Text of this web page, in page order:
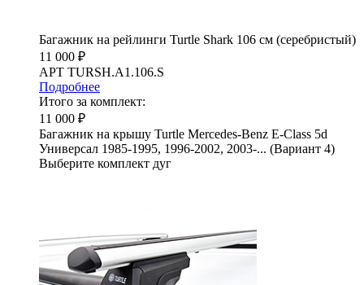
Багажник на рейлинги Turtle Shark 106 см (серебристый)
11 000 ₽
АРТ TURSH.A1.106.S
Подробнее
Итого за комплект:
11 000 ₽
Багажник на крышу Turtle Mercedes-Benz E-Class 5d
Универсал 1985-1995, 1996-2002, 2003-... (Вариант 4)
Выберите комплект дуг